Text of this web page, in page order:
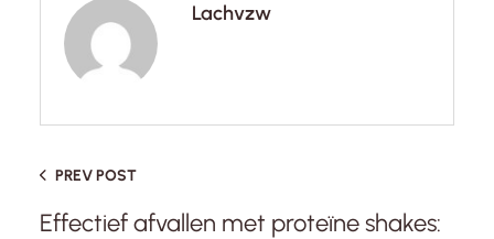
Lachvzw
PREV POST
Effectief afvallen met proteïne shakes: